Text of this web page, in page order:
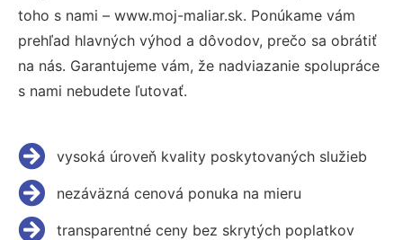
toho s nami – www.moj-maliar.sk. Ponúkame vám
prehľad hlavných výhod a dôvodov, prečo sa obrátiť
na nás. Garantujeme vám, že nadviazanie spolupráce
s nami nebudete ľutovať.
vysoká úroveň kvality poskytovaných služieb
nezáväzná cenová ponuka na mieru
transparentné ceny bez skrytých poplatkov